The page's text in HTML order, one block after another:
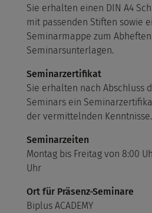
Sie erhalten einen DIN A4
mit passenden Stiften sowie
Seminarmappe zum
Seminarsunterlagen.
Seminarzertifikat
Sie erhalten nach Abschluss
Seminars ein
der vermittelnden Kenntnisse.
Seminarzeiten
Montag bis Freitag von 8:00
Uhr
Ort für Präsenz-Seminare
Biplus ACADEMY